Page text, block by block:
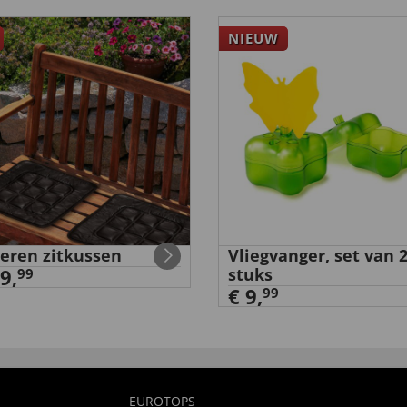
zitkussen
99
NIEUW
Vliegvanger, set van 2
stuks
€ 9,99
EUROTOPS